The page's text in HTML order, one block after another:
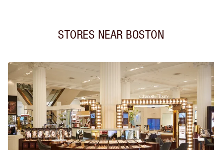
STORES NEAR BOSTON